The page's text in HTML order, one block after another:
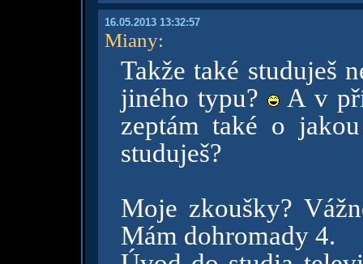
16.05.2013 13:32:57
Miany:
Takže také studuješ
jiného typu?
A v
zeptám také o
studuješ?
Moje zkoušky?
Mám dohromady 4.